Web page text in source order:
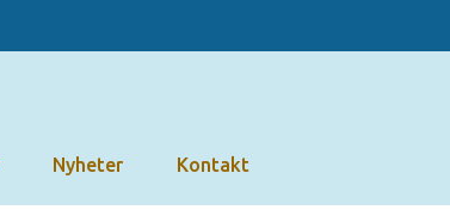
Nyheter Kontakt